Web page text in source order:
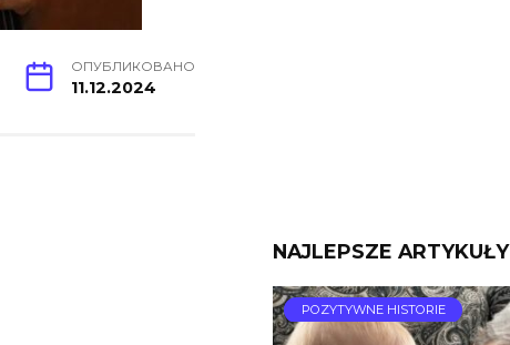
ОПУБЛИКОВАНО
11.12.2024
NAJLEPSZE ARTYKUŁY
POZYTYWNE HISTORIE